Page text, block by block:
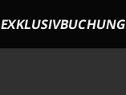
EXKLUSIVBUCHUNG